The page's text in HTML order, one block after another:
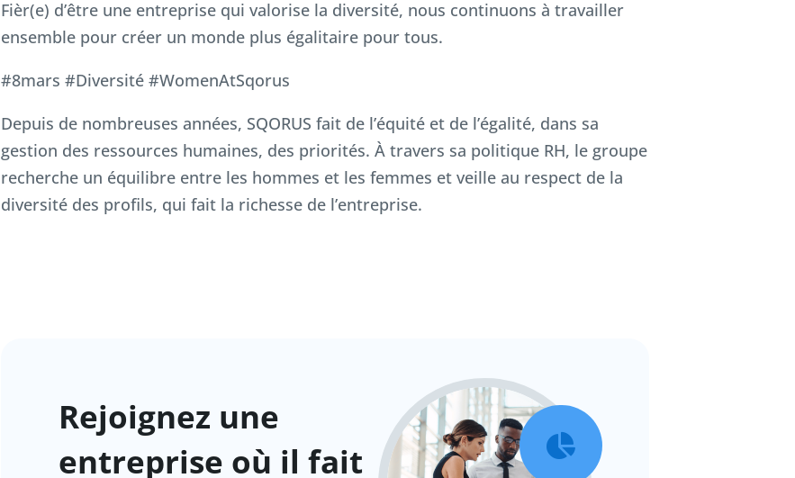
Fièr(e) d’être une entreprise qui valorise la diversité, nous continuons à travailler
ensemble pour créer un monde plus égalitaire pour tous.
#8mars #Diversité #WomenAtSqorus
Depuis de nombreuses années, SQORUS fait de l’équité et de l’égalité, dans sa
gestion des ressources humaines, des priorités. À travers sa politique RH, le groupe
recherche un équilibre entre les hommes et les femmes et veille au respect de la
diversité des profils, qui fait la richesse de l’entreprise.
Rejoignez une
entreprise où il fait
